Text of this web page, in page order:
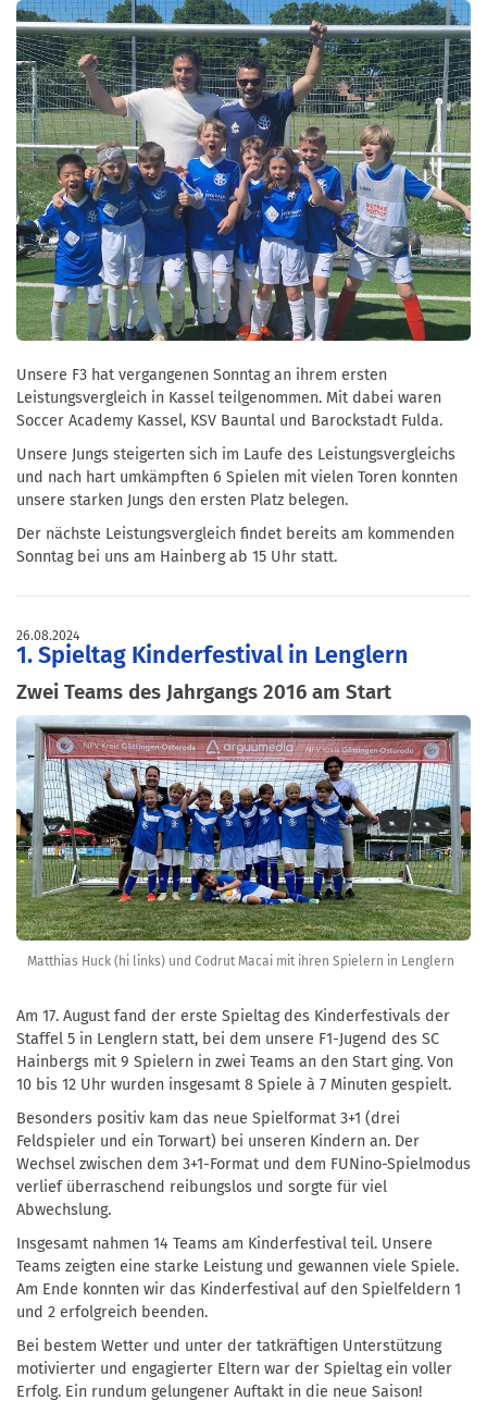
Unsere F3 hat vergangenen Sonntag an ihrem ersten
Leistungsvergleich in Kassel teilgenommen. Mit dabei waren
Soccer Academy Kassel, KSV Bauntal und Barockstadt Fulda.
Unsere Jungs steigerten sich im Laufe des Leistungsvergleichs
und nach hart umkämpften 6 Spielen mit vielen Toren konnten
unsere starken Jungs den ersten Platz belegen.
Der nächste Leistungsvergleich findet bereits am kommenden
Sonntag bei uns am Hainberg ab 15 Uhr statt.
26.08.2024
1. Spieltag Kinderfestival in Lenglern
Zwei Teams des Jahrgangs 2016 am Start
Matthias Huck (hi links) und Codrut Macai mit ihren Spielern in Lenglern
Am 17. August fand der erste Spieltag des Kinderfestivals der
Staffel 5 in Lenglern statt, bei dem unsere F1-Jugend des SC
Hainbergs mit 9 Spielern in zwei Teams an den Start ging. Von
10 bis 12 Uhr wurden insgesamt 8 Spiele à 7 Minuten gespielt.
Besonders positiv kam das neue Spielformat 3+1 (drei
Feldspieler und ein Torwart) bei unseren Kindern an. Der
Wechsel zwischen dem 3+1-Format und dem FUNino-Spielmodus
verlief überraschend reibungslos und sorgte für viel
Abwechslung.
Insgesamt nahmen 14 Teams am Kinderfestival teil. Unsere
Teams zeigten eine starke Leistung und gewannen viele Spiele.
Am Ende konnten wir das Kinderfestival auf den Spielfeldern 1
und 2 erfolgreich beenden.
Bei bestem Wetter und unter der tatkräftigen Unterstützung
motivierter und engagierter Eltern war der Spieltag ein voller
Erfolg. Ein rundum gelungener Auftakt in die neue Saison!